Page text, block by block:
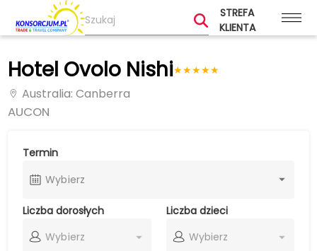
STREFA
KLIENTA
Hotel Ovolo Nishi ★
★
★
★
★
Australia: Canberra
AUCON
Termin
Wybierz
Liczba dorosłych
Wybierz
Liczba dzieci
Wybierz